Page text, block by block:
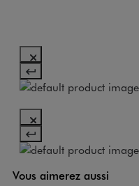
Vous aimerez aussi